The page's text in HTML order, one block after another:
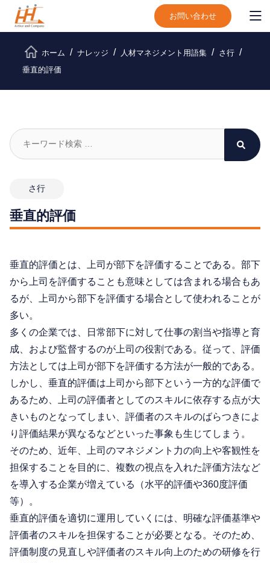
お問い合わせ
ホーム ナレッジ 人材マネジメント用語集
さ行
垂直的評価
さ行
垂直的評価
垂直的評価とは、上司が部下を評価することである。部下
から上司を評価することも意味としては含まれる場合もあ
るが、上司から部下を評価する場合として使われることが
多い。
多くの企業では、日常部下に対して仕事の割当や指導と育
成、および監督するのが上司の役割である。従って、評価
方法としては上司が部下を評価する方法が一般的である。
しかし、垂直的評価は上司から部下という一方的な評価で
あるため、上司の評価者としてのスキルに依存する点が大
きいものとなってしまい、評価者のスキルのばらつきによ
り評価結果が異なるなどといった事象も生じてしまう。
そのため、近年、上司のマネジメント力の向上や客観性を
担保することを目的に、複数の視点を入れた評価方法など
を導入する企業が増えている（水平的評価や360度評価
等）。
垂直的評価を適切に運用していくには、明確な評価基準や
評価者のスキルを担保することが必要となる。そのため、
評価制度の見直しや評価者のスキル向上のための研修を行